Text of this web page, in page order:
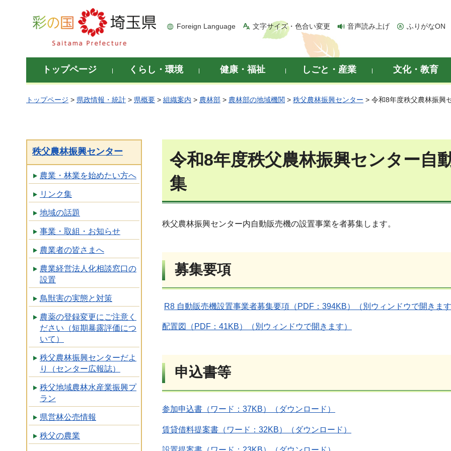
彩の国 埼玉県
Foreign Language 文字サイズ・色合い変更 音声読み上げ ふりがなON
トップページ くらし・環境 健康・福祉 しごと・産業 文化・教育
トップページ > 県政情報・統計 > 県概要 > 組織案内 > 農林部 > 農林部の地域機関 > 秩父農林振興センター > 令和8年度秩父農林振興
秩父農林振興センター
農業・林業を始めたい方へ
リンク集
地域の話題
事業・取組・お知らせ
農業者の皆さまへ
農業経営法人化相談窓口の
設置
鳥獣害の実態と対策
農薬の登録変更にご注意く
ださい（短期暴露評価につ
いて）
秩父農林振興センターだよ
り（センター広報誌）
秩父地域農林水産業振興プ
ラン
県営林公売情報
秩父の農業
令和8年度秩父農林振興センター自
集
秩父農林振興センター内自動販売機の設置事業を者募集します。
募集要項
R8 自動販売機設置事業者募集要項（PDF：394KB） （別ウィンドウで開きま
配置図（PDF：41KB）（別ウィンドウで開きます）
申込書等
参加申込書（ワード：37KB）（ダウンロード）
賃貸借料提案書（ワード：32KB）（ダウンロード）